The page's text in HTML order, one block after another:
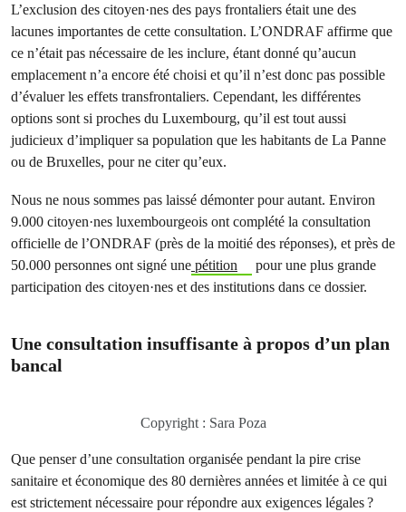
L’exclusion des citoyen·nes des pays frontaliers était une des
lacunes importantes de cette consultation. L’ONDRAF affirme que
ce n’était pas nécessaire de les inclure, étant donné qu’aucun
emplacement n’a encore été choisi et qu’il n’est donc pas possible
d’évaluer les effets transfrontaliers. Cependant, les différentes
options sont si proches du Luxembourg, qu’il est tout aussi
judicieux d’impliquer sa population que les habitants de La Panne
ou de Bruxelles, pour ne citer qu’eux.
Nous ne nous sommes pas laissé démonter pour autant. Environ
9.000 citoyen·nes luxembourgeois ont complété la consultation
officielle de l’ONDRAF (près de la moitié des réponses), et près de
50.000 personnes ont signé une pétition
pour une plus grande
participation des citoyen·nes et des institutions dans ce dossier.
Une consultation insuffisante à propos d’un plan
bancal
Copyright : Sara Poza
Que penser d’une consultation organisée pendant la pire crise
sanitaire et économique des 80 dernières années et limitée à ce qui
est strictement nécessaire pour répondre aux exigences légales ?